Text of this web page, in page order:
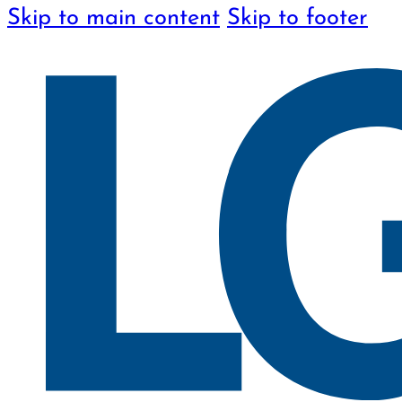
Skip to main content Skip to footer